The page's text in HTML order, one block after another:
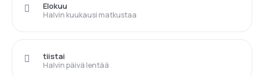
Halvin kuukausi matkustaa
Elokuu
Halvin päivä lentää
tiistai